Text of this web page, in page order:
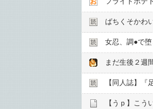
ばちくそかわ
女忍、調●︎で
【同人誌】
【うｐ】こ